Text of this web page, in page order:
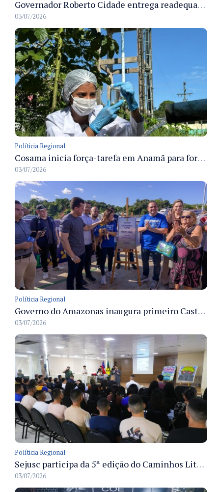
Governador Roberto Cidade entrega readequação do ambulatório da FCecon e amplia capacidade de atendimento oncológico em Manaus
03/07/2026
Políticia Regional
Cosama inicia força-tarefa em Anamã para fortalecer abastecimento de água e segurança hídrica da população
03/07/2026
Políticia Regional
Governo do Amazonas inaugura primeiro Castramóvel Fluvial para atendimento veterinário às comunidades ribeirinhas e castração gratuita
03/07/2026
Políticia Regional
Sejusc participa da 5ª edição do Caminhos Literários com foco na cultura hip-hop nas unidades socioeducativas
03/07/2026